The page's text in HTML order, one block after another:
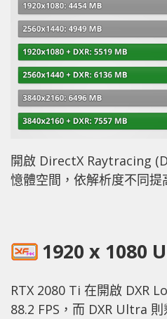
開啟 DirectX Raytracing
憶體空間，依解析度不同提
1920 x 1080
RTX 2080 Ti 在開啟 DXR
88.2 FPS，而 DXR Ultra